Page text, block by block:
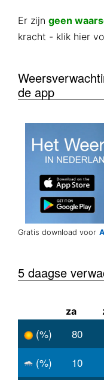
Er zijn geen
kracht - klik hier
de app
Gratis download voor
5 daagse
za
(%) 80
(%)
10